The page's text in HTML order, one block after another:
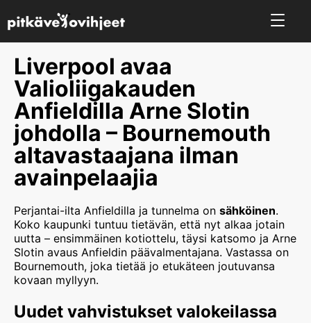
Liverpool avaa
Valioliigakauden
Anfieldilla Arne Slotin
johdolla – Bournemouth
altavastaajana ilman
avainpelaajia
Perjantai-ilta Anfieldilla ja tunnelma on sähköinen.
Koko kaupunki tuntuu tietävän, että nyt alkaa jotain
uutta – ensimmäinen kotiottelu, täysi katsomo ja Arne
Slotin avaus Anfieldin päävalmentajana. Vastassa on
Bournemouth, joka tietää jo etukäteen joutuvansa
kovaan myllyyn.
Uudet vahvistukset valokeilassa